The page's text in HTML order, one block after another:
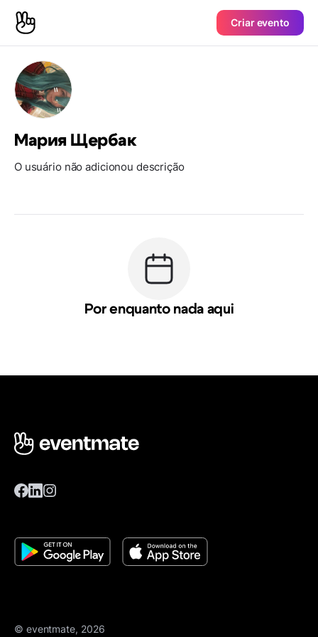
Criar evento
Мария Щербак
O usuário não adicionou descrição
Por enquanto nada aqui
© eventmate, 2026